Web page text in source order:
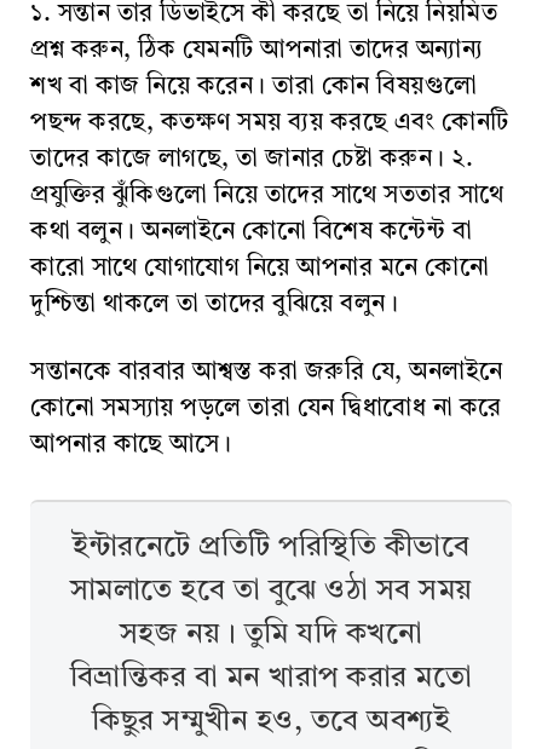
১. সন্তান তার ডিভাইসে কী করছে তা নিয়ে নিয়মিত
প্রশ্ন করুন, ঠিক যেমনটি আপনারা তাদের অন্যান্য
শখ বা কাজ নিয়ে করেন। তারা কোন বিষয়গুলো
পছন্দ করছে, কতক্ষণ সময় ব্যয় করছে এবং কোনটি
তাদের কাজে লাগছে, তা জানার চেষ্টা করুন। ২.
প্রযুক্তির ঝুঁকিগুলো নিয়ে তাদের সাথে সততার সাথে
কথা বলুন। অনলাইনে কোনো বিশেষ কন্টেন্ট বা
কারো সাথে যোগাযোগ নিয়ে আপনার মনে কোনো
দুশ্চিন্তা থাকলে তা তাদের বুঝিয়ে বলুন।
সন্তানকে বারবার আশ্বস্ত করা জরুরি যে, অনলাইনে
কোনো সমস্যায় পড়লে তারা যেন দ্বিধাবোধ না করে
আপনার কাছে আসে।
ইন্টারনেটে প্রতিটি পরিস্থিতি কীভাবে
সামলাতে হবে তা বুঝে ওঠা সব সময়
সহজ নয়। তুমি যদি কখনো
বিভ্রান্তিকর বা মন খারাপ করার মতো
কিছুর সম্মুখীন হও, তবে অবশ্যই